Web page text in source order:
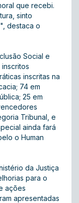
que recebi.
sinto
destaca o
Social e
inscritos
inscritas na
74 em
25 em
Tribunal, e
ainda fará
o Human
da Justiça
para o
ações
apresentadas